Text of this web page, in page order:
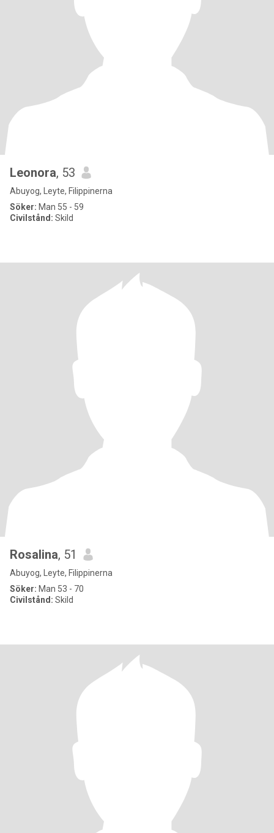
Leonora, 53
Abuyog, Leyte, Filippinerna
Söker: Man 55 - 59
Civilstånd: Skild
Rosalina, 51
Abuyog, Leyte, Filippinerna
Söker: Man 53 - 70
Civilstånd: Skild